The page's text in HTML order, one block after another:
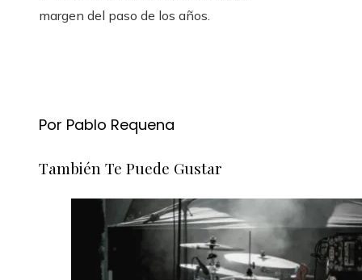
margen del paso de los años.
Por Pablo Requena
También Te Puede Gustar